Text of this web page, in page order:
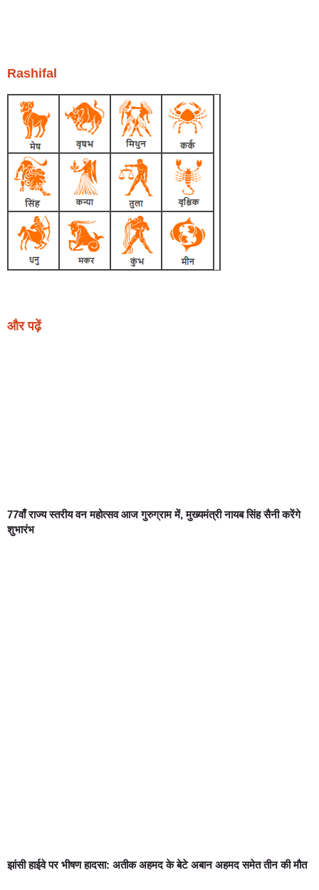
Rashifal
और पढ़ें
77वाँ राज्य स्तरीय वन महोत्सव आज गुरुग्राम में, मुख्यमंत्री नायब सिंह सैनी करेंगे
शुभारंभ
झांसी हाईवे पर भीषण हादसा: अतीक अहमद के बेटे अबान अहमद समेत तीन की मौत